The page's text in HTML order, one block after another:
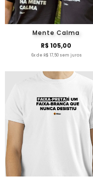
Mente Calma
R$ 105,00
6x de R$ 17,50 sem juros